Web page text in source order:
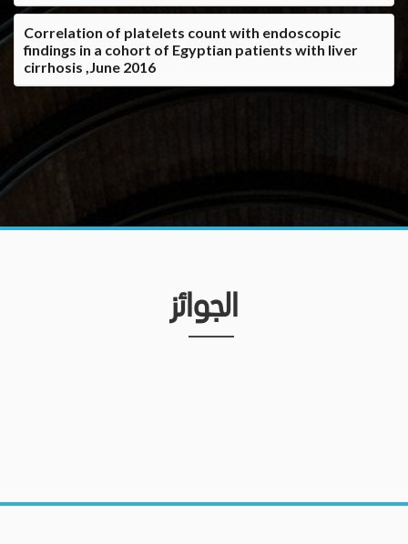
Correlation of platelets count with endoscopic
findings in a cohort of Egyptian patients with liver
cirrhosis ,June 2016
الجوائز